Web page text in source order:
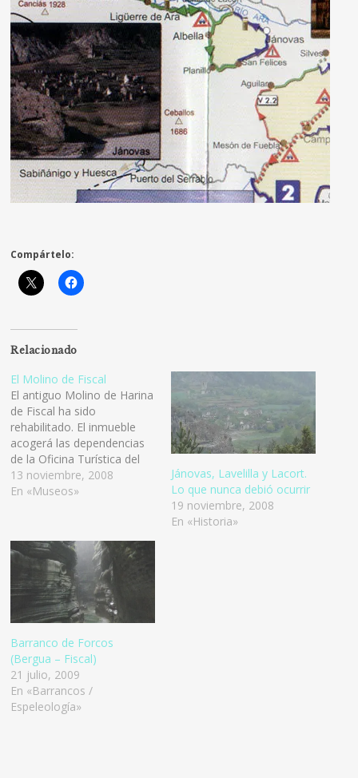
Compártelo:
Relacionado
El Molino de Fiscal
El antiguo Molino de Harina
de Fiscal ha sido
rehabilitado. El inmueble
acogerá las dependencias
de la Oficina Turística del
municipio y un museo
etnológico. Se ha actuado
y próximamente se
retomarán las obras para
lograr rehabilitar el
inmueble,…
13 noviembre, 2008
En «Museos»
Jánovas, Lavelilla y Lacort.
Lo que nunca debió ocurrir
19 noviembre, 2008
En «Historia»
Barranco de Forcos
(Bergua – Fiscal)
21 julio, 2009
En «Barrancos /
Espeleología»